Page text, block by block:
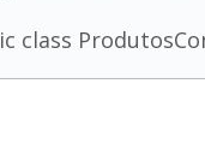
class